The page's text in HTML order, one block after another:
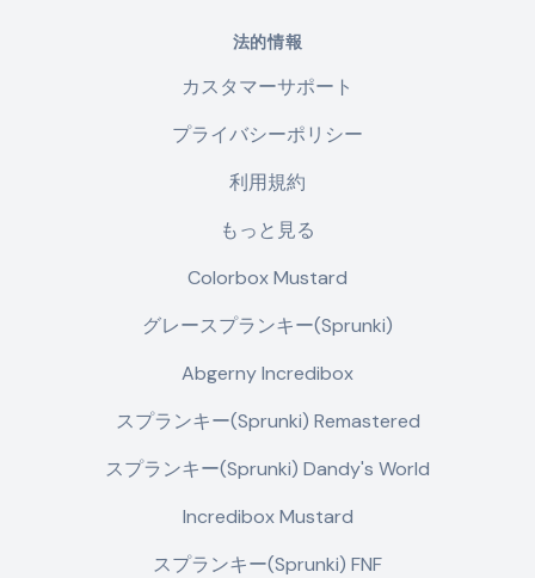
法的情報
カスタマーサポート
プライバシーポリシー
利用規約
もっと見る
Colorbox Mustard
グレースプランキー(Sprunki)
Abgerny Incredibox
スプランキー(Sprunki) Remastered
スプランキー(Sprunki) Dandy's World
Incredibox Mustard
スプランキー(Sprunki) FNF